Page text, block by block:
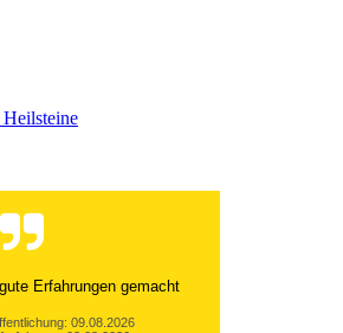
Erfahrungen gemacht
09.08.2026